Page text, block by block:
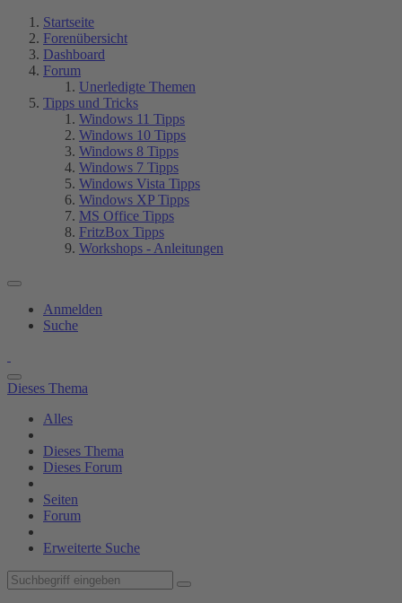
Startseite
Forenübersicht
Dashboard
Forum
Unerledigte Themen
Tipps und Tricks
Windows 11 Tipps
Windows 10 Tipps
Windows 8 Tipps
Windows 7 Tipps
Windows Vista Tipps
Windows XP Tipps
MS Office Tipps
FritzBox Tipps
Workshops - Anleitungen
Anmelden
Suche
Dieses Thema
Alles
Dieses Thema
Dieses Forum
Seiten
Forum
Erweiterte Suche